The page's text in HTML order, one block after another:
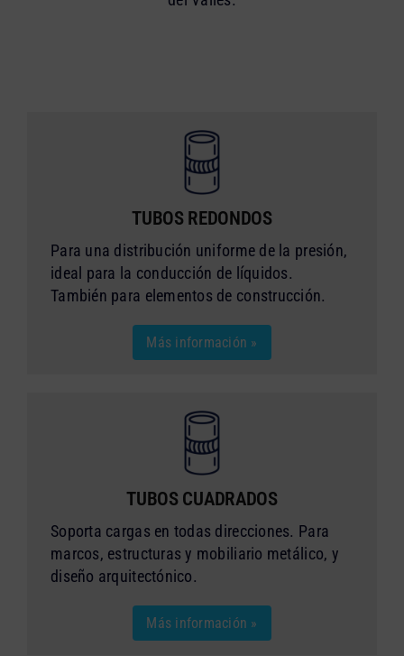
TUBOS REDONDOS
Para una distribución uniforme de la presión,
ideal para la conducción de líquidos.
También para elementos de construcción.
Más información »
TUBOS CUADRADOS
Soporta cargas en todas direcciones. Para
marcos, estructuras y mobiliario metálico, y
diseño arquitectónico.
Más información »